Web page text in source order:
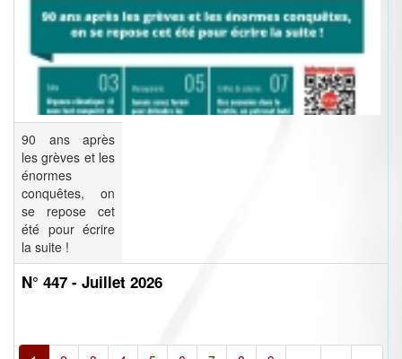
90 ans après
les grèves et les
énormes
conquêtes, on
se repose cet
été pour écrire
la suite !
N° 447 - Juillet 2026